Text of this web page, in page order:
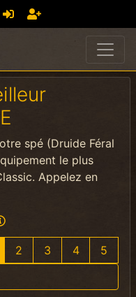
spé (Druide Féral
le plus
Appelez en
2 3 4
5